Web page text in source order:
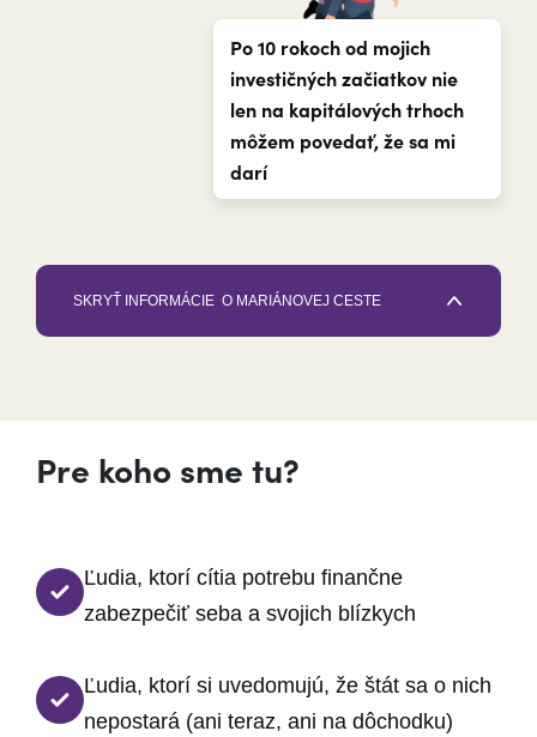
Po 10 rokoch od mojich
investičných začiatkov nie
len na kapitálových trhoch
môžem povedať, že sa mi
darí
SKRYŤ INFORMÁCIE O MARIÁNOVEJ CESTE
Pre koho sme tu?
Ľudia, ktorí cítia potrebu finančne
zabezpečiť seba a svojich blízkych
Ľudia, ktorí si uvedomujú, že štát sa o nich
nepostará (ani teraz, ani na dôchodku)